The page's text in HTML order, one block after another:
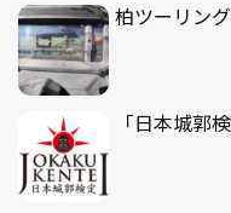
柏ツーリング
「日本城郭